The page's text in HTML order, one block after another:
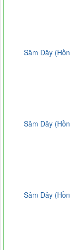
Sâm Dây
Sâm Dây
Sâm Dây